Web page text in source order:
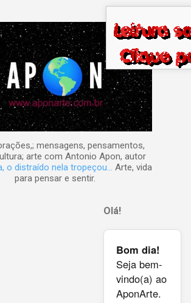
mensagens, pensamentos,
arte com Antonio Apon, autor
o distraído nela tropeçou... Arte, vida
para pensar e sentir.
Olá!
Bom dia!
Seja bem-
vindo(a) ao
AponArte.